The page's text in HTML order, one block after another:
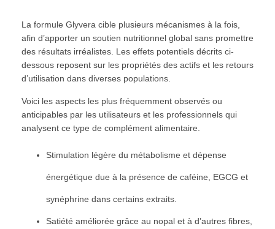
La formule Glyvera cible plusieurs mécanismes à la fois,
afin d’apporter un soutien nutritionnel global sans promettre
des résultats irréalistes. Les effets potentiels décrits ci-
dessous reposent sur les propriétés des actifs et les retours
d’utilisation dans diverses populations.
Voici les aspects les plus fréquemment observés ou
anticipables par les utilisateurs et les professionnels qui
analysent ce type de complément alimentaire.
Stimulation légère du métabolisme et dépense
énergétique due à la présence de caféine, EGCG et
synéphrine dans certains extraits.
Satiété améliorée grâce au nopal et à d’autres fibres,